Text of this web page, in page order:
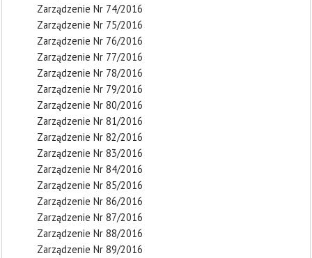
Zarządzenie Nr 74/2016
Zarządzenie Nr 75/2016
Zarządzenie Nr 76/2016
Zarządzenie Nr 77/2016
Zarządzenie Nr 78/2016
Zarządzenie Nr 79/2016
Zarządzenie Nr 80/2016
Zarządzenie Nr 81/2016
Zarządzenie Nr 82/2016
Zarządzenie Nr 83/2016
Zarządzenie Nr 84/2016
Zarządzenie Nr 85/2016
Zarządzenie Nr 86/2016
Zarządzenie Nr 87/2016
Zarządzenie Nr 88/2016
Zarządzenie Nr 89/2016